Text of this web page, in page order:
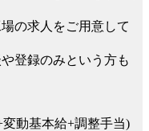
の求人をご用意して
登録のみという方も
変動基本給+調整手当)